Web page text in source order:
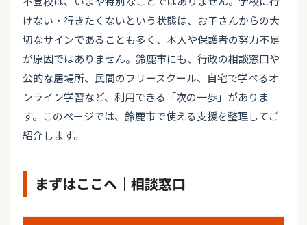
けない・行きたくないという状態は、お子さんからの大
切なサインであることも多く、本人や保護者の努力不足
が原因ではありません。鈴鹿市にも、行政の相談窓口や
公的な居場所、民間のフリースクール、自宅で学べるオ
ンライン学習など、利用できる「次の一歩」がありま
す。このページでは、鈴鹿市で使える支援を整理してご
紹介します。
まずはここへ｜相談窓口